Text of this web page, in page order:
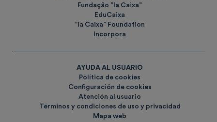
Fundação ”la Caixa”
EduCaixa
”la Caixa” Foundation
Incorpora
AYUDA AL USUARIO
Política de cookies
Configuración de cookies
Atención al usuario
Términos y condiciones de uso y privacidad
Mapa web